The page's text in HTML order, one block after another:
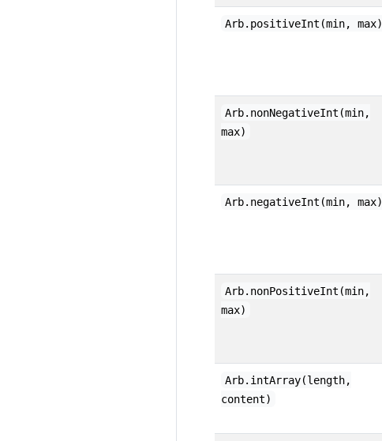
Arb.positiveInt(min, max)
Arb.nonNegativeInt(min,
max)
Arb.negativeInt(min, max)
Arb.nonPositiveInt(min,
max)
Arb.intArray(length,
content)